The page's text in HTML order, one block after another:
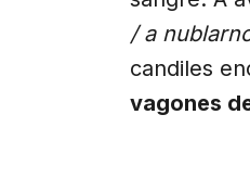
/ a
candiles
vagones